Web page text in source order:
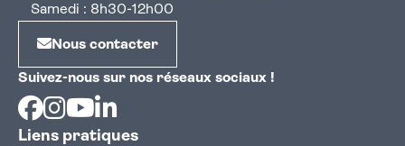
Samedi : 8h30-12h00
Nous contacter
Suivez-nous sur nos réseaux sociaux !
Facebook
Instagram
Youtube
Liens pratiques